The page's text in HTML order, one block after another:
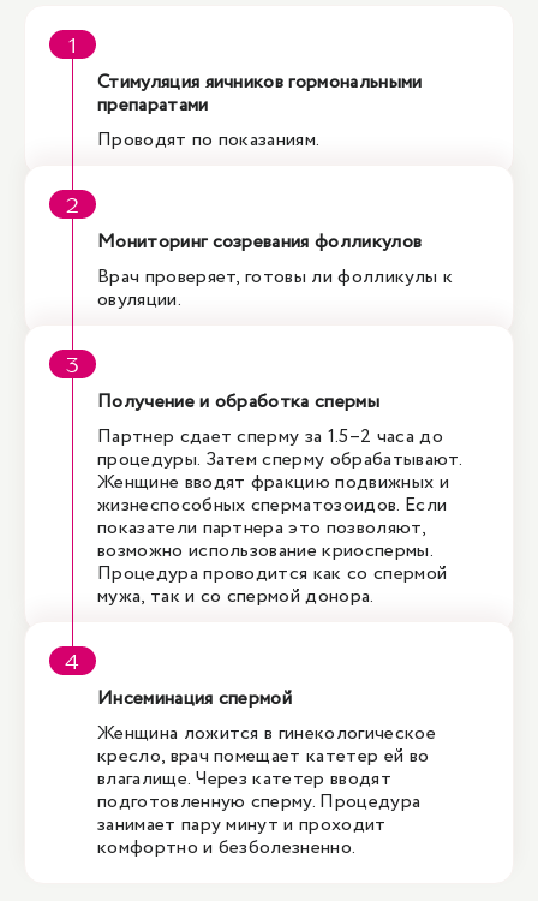
Стимуляция яичников гормональными
препаратами
Проводят по показаниям.
Мониторинг созревания фолликулов
Врач проверяет, готовы ли фолликулы к
овуляции.
Получение и обработка спермы
Партнер сдает сперму за 1.5–2 часа до
процедуры. Затем сперму обрабатывают.
Женщине вводят фракцию подвижных и
жизнеспособных сперматозоидов. Если
показатели партнера это позволяют,
возможно использование криоспермы.
Процедура проводится как со спермой
мужа, так и со спермой донора.
Инсеминация спермой
Женщина ложится в гинекологическое
кресло, врач помещает катетер ей во
влагалище. Через катетер вводят
подготовленную сперму. Процедура
занимает пару минут и проходит
комфортно и безболезненно.